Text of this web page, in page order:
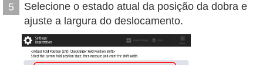
5
Selecione o estado atual da posição da dobra e
ajuste a largura do deslocamento.